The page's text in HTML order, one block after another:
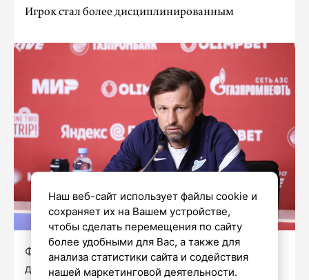
Игрок стал более дисциплинированным
Фото: Александр Глуз / «Петербургский
дневник»
Наш веб-сайт использует файлы cookie и
сохраняет их на Вашем устройстве,
чтобы сделать перемещения по сайту
более удобными для Вас, а также для
анализа статистики сайта и содействия
нашей маркетинговой деятельности.